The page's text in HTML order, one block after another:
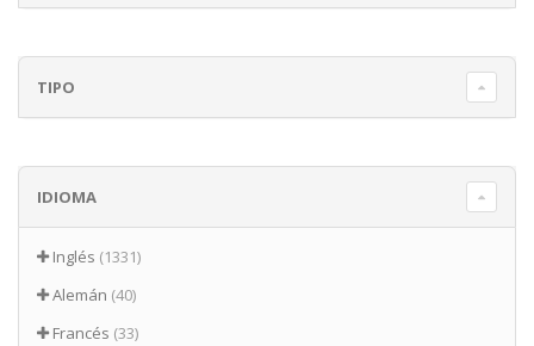
TIPO
IDIOMA
Inglés (1331)
Alemán (40)
Francés (33)